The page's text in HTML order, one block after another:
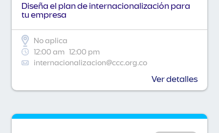
Diseña el plan de internacionalización para
tu empresa
No aplica
12:00 am 12:00 pm
internacionalizacion@ccc.org.co
Ver detalles